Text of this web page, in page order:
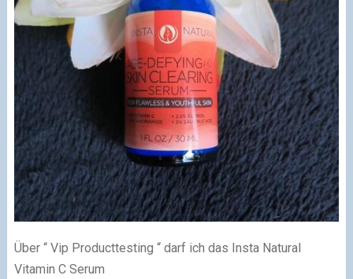
Über “ Vip Producttesting “ darf ich das Insta Natural
Vitamin C Serum